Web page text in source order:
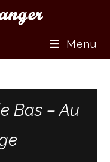
Menu
Bas – Au